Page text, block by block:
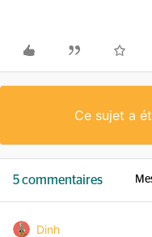
Ce sujet a
5 commentaires
Dinh